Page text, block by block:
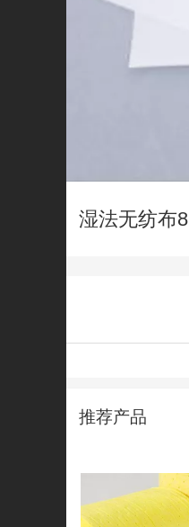
湿法无纺布8
推荐产品